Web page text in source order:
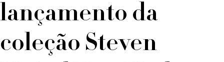
lançamento da
coleção Steven